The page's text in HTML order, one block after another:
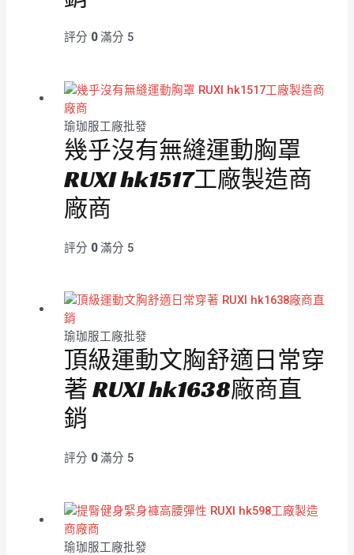
評分 0滿分 5
瑜珈服工廠批發
幾乎沒有無縫運動胸罩
RUXI hk1517工廠製造商
廠商
評分 0滿分 5
瑜珈服工廠批發
頂級運動文胸舒適日常穿
著 RUXI hk1638廠商直
銷
評分 0滿分 5
瑜珈服工廠批發